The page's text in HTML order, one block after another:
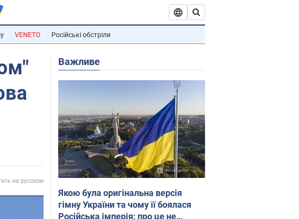
VENETO Російські обстріли
на русском
Важливе
Якою була оригінальна версія
гімну України та чому її боялася
Російська імперія: про це не